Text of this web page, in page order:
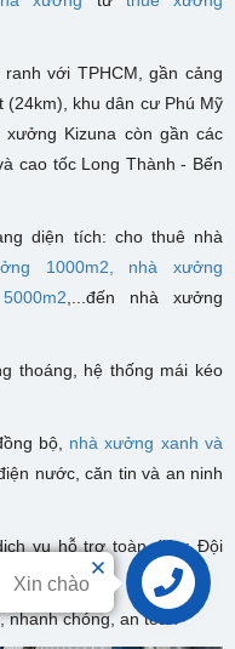
Liên hệ
Xin chào
với TPHCM, gần cảng
(24km), khu dân cư Phú Mỹ
Kizuna còn gần các
cao tốc Long Thành - Bến
diện tích: cho thuê nhà
1000m2,
nhà xưởng
,...đến nhà xưởng
thoáng, hệ thống mái kéo
bộ, nhà xưởng xanh và
nước, căn tin và an ninh
vụ hỗ trợ toàn diện; Đội
nhanh chóng, an toàn